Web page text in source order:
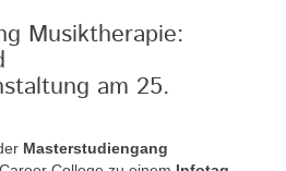
Musiktherapie:
am 25.
Masterstudiengang